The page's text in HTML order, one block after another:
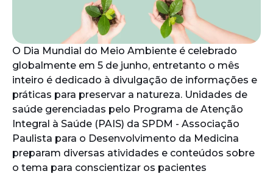
O Dia Mundial do Meio Ambiente é celebrado
globalmente em 5 de junho, entretanto o mês
inteiro é dedicado à divulgação de informações e
práticas para preservar a natureza. Unidades de
saúde gerenciadas pelo Programa de Atenção
Integral à Saúde (PAIS) da SPDM - Associação
Paulista para o Desenvolvimento da Medicina
preparam diversas atividades e conteúdos sobre
o tema para conscientizar os pacientes